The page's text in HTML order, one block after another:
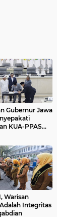
Gubernur Jawa
KUA-PPAS
Warisan
Integritas